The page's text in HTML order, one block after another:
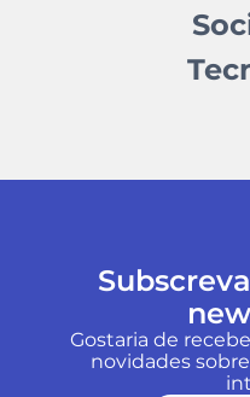
Gostaria de
novidades